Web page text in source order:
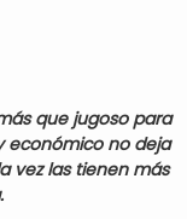
que jugoso para
económico no deja
vez las tienen más